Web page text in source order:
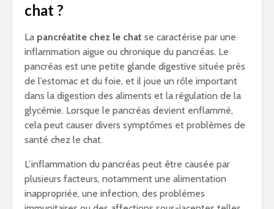
chat ?
La pancréatite chez le chat se caractérise par une
inflammation aigue ou chronique du pancréas. Le
pancréas est une petite glande digestive située près
de l’estomac et du foie, et il joue un rôle important
dans la digestion des aliments et la régulation de la
glycémie. Lorsque le pancréas devient enflammé,
cela peut causer divers symptômes et problèmes de
santé chez le chat.
L’inflammation du pancréas peut être causée par
plusieurs facteurs, notamment une alimentation
inappropriée, une infection, des problèmes